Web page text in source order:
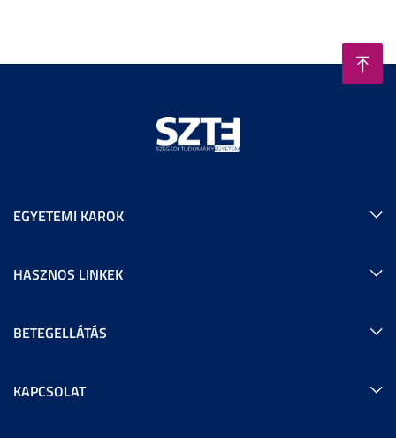
EGYETEMI KAROK
HASZNOS LINKEK
BETEGELLÁTÁS
KAPCSOLAT